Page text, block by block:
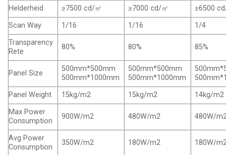
Helderheid
≥7500 cd/㎡ ≥7000 cd/㎡
≥6500
Scan Way
1/16 1/16
1/4
Transparency
Rete
80% 80% 85%
Panel Size
500mm*500mm
500mm*1000mm
500mm*500mm
500mm*1000mm
500
500
Panel Weight
15kg/m2 15kg/m2 14kg/m2
Max Power
Consumption
900W/m2 480W/m2 480W/
Avg Power
Consumption
350W/m2 180W/m2 180W/